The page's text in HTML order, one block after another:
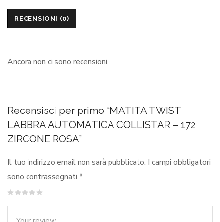
RECENSIONI (0)
Ancora non ci sono recensioni.
Recensisci per primo “MATITA TWIST
LABBRA AUTOMATICA COLLISTAR – 172
ZIRCONE ROSA”
Il tuo indirizzo email non sarà pubblicato. I campi obbligatori
sono contrassegnati *